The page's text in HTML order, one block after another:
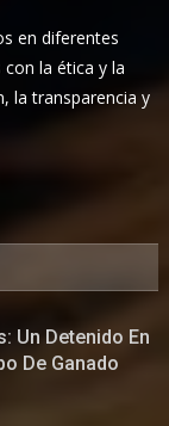
en diferentes
la ética y la
la transparencia y
Un Detenido En
De Ganado